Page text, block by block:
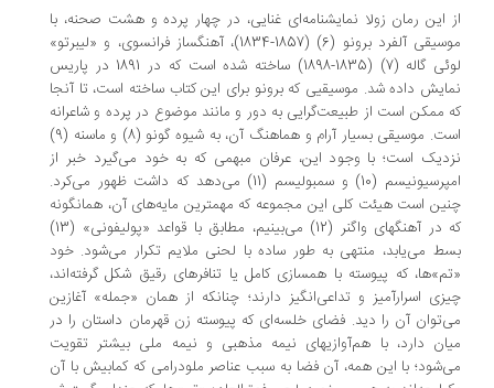
این رمان زولا نمایشنامه‌ای غنایی، در چهار پرده و هشت صحنه، با
موسیقی آلفرد برونو (6) (1857-1834)، آهنگساز فرانسوی، و «لیبرتو»
لوئی گاله (7) (1835-1898) ساخته شده است که در 1891 در پاریس
داده شد. موسیقیی که برونو برای این کتاب ساخته است، تا آنجا
ممکن است از طبیعت‌گرایی به دور و مانند موضوع در پرده و شاعرانه
است. موسیقی بسیار آرام و هماهنگ آن، به شیوه گونو (8) و ماسنه (9)
است؛ با وجود این، عرفان مبهمی که به خود می‌گیرد خبر از
امپرسیونیسم (10) و سمبولیسم (11) می‌دهد که داشت ظهور می‌کرد.
است هیئت کلی این مجموعه که مهمترین ‌مایه‌های آن، همانگونه
که در آهنگهای واگنر (12) می‌بینیم، مطابق با قواعد «پولیفونی» (13)
می‌یابد، منتهی به طور ساده با لحنی ملایم تکرار می‌شود. خود
که پیوسته با همسازی کامل یا تنافرهای رقیق شکل گرفته‌اند،
اسرارآمیز و تداعی‌انگیز دارند؛ چنانکه از همان «جمله» آغازین
آن را دید. فضای خلسه‌ای که پیوسته زن قهرمان داستان را در
دارد، با هم‌آوازیهای نیمه مذهبی و نیمه ملی بیشتر تقویت
با این همه، آن فضا به سبب عناصر ملودرامی که کمابیش با آن